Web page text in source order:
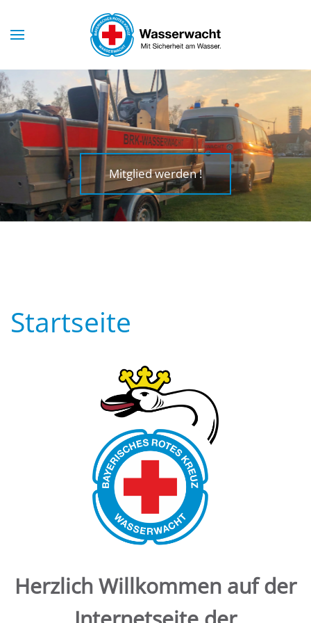
Skip to main content
Mitglied werden !
Startseite
Herzlich Willkommen auf der